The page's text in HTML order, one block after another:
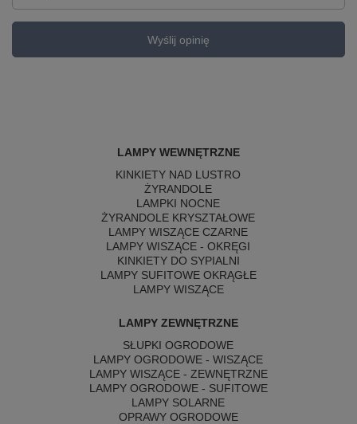
Wyślij opinię
LAMPY WEWNĘTRZNE
KINKIETY NAD LUSTRO
ŻYRANDOLE
LAMPKI NOCNE
ŻYRANDOLE KRYSZTAŁOWE
LAMPY WISZĄCE CZARNE
LAMPY WISZĄCE - OKRĘGI
KINKIETY DO SYPIALNI
LAMPY SUFITOWE OKRĄGŁE
LAMPY WISZĄCE
LAMPY ZEWNĘTRZNE
SŁUPKI OGRODOWE
LAMPY OGRODOWE - WISZĄCE
LAMPY WISZĄCE - ZEWNĘTRZNE
LAMPY OGRODOWE - SUFITOWE
LAMPY SOLARNE
OPRAWY OGRODOWE